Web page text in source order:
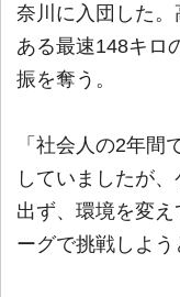
奈川に入団した
ある最速148キロ
振を奪う。
「社会人の2年間
していましたが
出ず、環境を変
ーグで挑戦しよう